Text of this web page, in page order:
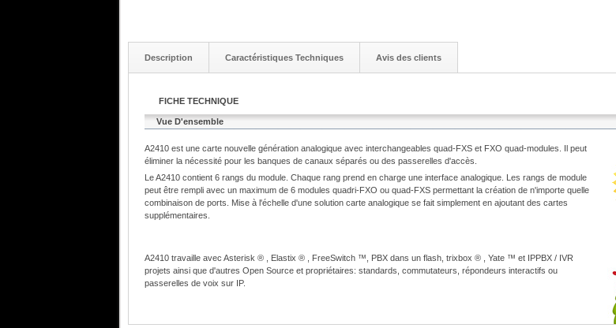
Description Caractéristiques Techniques Avis des clients
FICHE TECHNIQUE
Vue D'ensemble
A2410 est une carte nouvelle génération analogique avec interchangeables quad-FXS et FXO quad-modules. Il peut
éliminer la nécessité pour les banques de canaux séparés ou des passerelles d'accès.
Le A2410 contient 6 rangs du module. Chaque rang prend en charge une interface analogique. Les rangs de module
peut être rempli avec un maximum de 6 modules quadri-FXO ou quad-FXS permettant la création de n'importe quelle
combinaison de ports. Mise à l'échelle d'une solution carte analogique se fait simplement en ajoutant des cartes
supplémentaires.
A2410 travaille avec Asterisk ® , Elastix ® , FreeSwitch ™, PBX dans un flash, trixbox ® , Yate ™ et IPPBX / IVR
projets ainsi que d'autres Open Source et propriétaires: standards, commutateurs, répondeurs interactifs ou
passerelles de voix sur IP.